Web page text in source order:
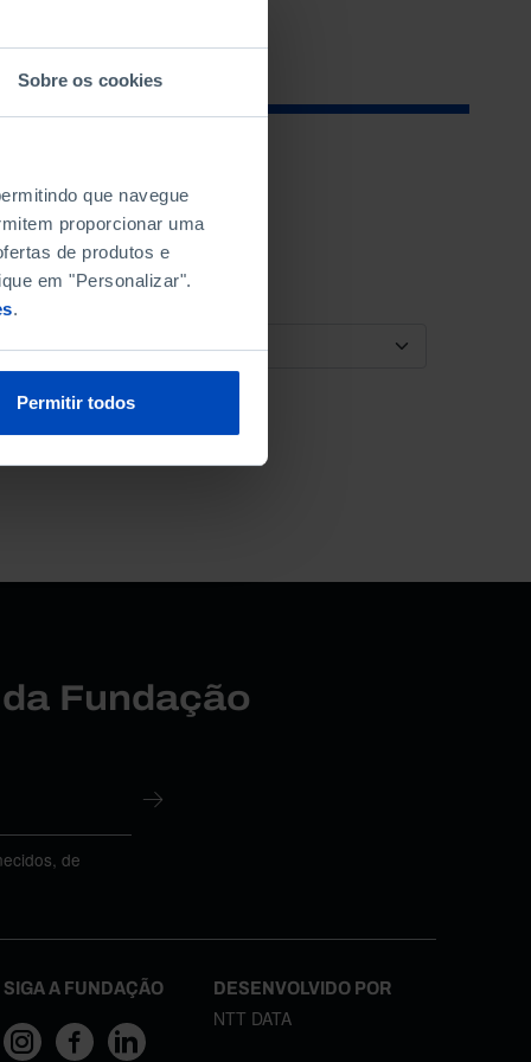
Sobre os cookies
que navegue
proporcionar uma
de produtos e
em "Personalizar".
.
Permitir todos
ORDENAR POR
Fundação
de
SIGA A FUNDAÇÃO DESENVOLVIDO POR
NTT DATA